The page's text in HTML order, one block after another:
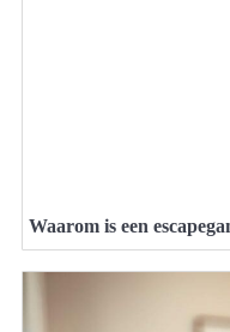
Waarom is een